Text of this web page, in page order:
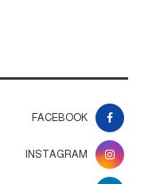
FACEBOOK
INSTAGRAM